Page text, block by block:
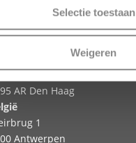
Selectie toestaan
Weigeren
85 482 0020
50k
AR Den Haag
1
Antwerpen